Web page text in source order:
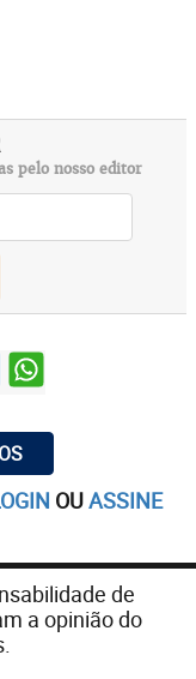
pelo nosso editor
OUASSINE
de
a opinião do